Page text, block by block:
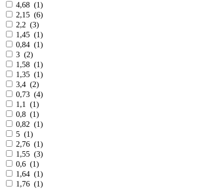
4,68 (1)
2,15 (6)
2,2 (3)
1,45 (1)
0,84 (1)
3 (2)
1,58 (1)
1,35 (1)
3,4 (2)
0,73 (4)
1,1
(1)
0,8 (1)
0,82 (1)
5 (1)
2,76 (1)
1,55 (3)
0,6 (1)
1,64 (1)
1,76 (1)